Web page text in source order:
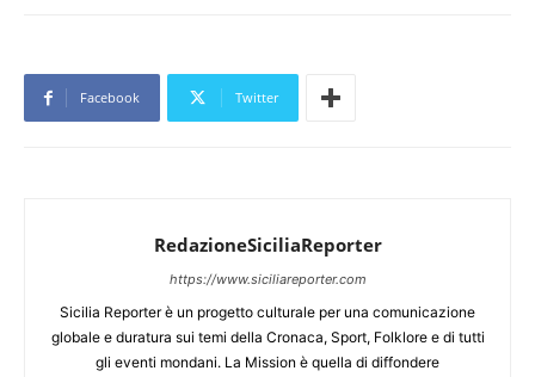
Facebook Twitter
RedazioneSiciliaReporter
https://www.siciliareporter.com
Sicilia Reporter è un progetto culturale per una comunicazione
globale e duratura sui temi della Cronaca, Sport, Folklore e di tutti
gli eventi mondani. La Mission è quella di diffondere